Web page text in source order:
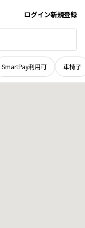
ログイン新規登録
SmartPay利用可 車椅子